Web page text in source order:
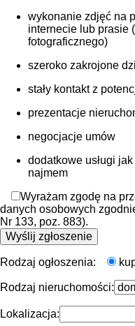
wykonanie zdjęć na
internecie lub prasie
fotograficznego)
szeroko zakrojone
stały kontakt z
prezentacje
negocjacje umów
dodatkowe usługi
najmem
Wyrażam zgodę na
danych osobowych
Nr 133, poz. 883).
Rodzaj ogłoszenia:
Rodzaj nieruchomości:
Lokalizacja: